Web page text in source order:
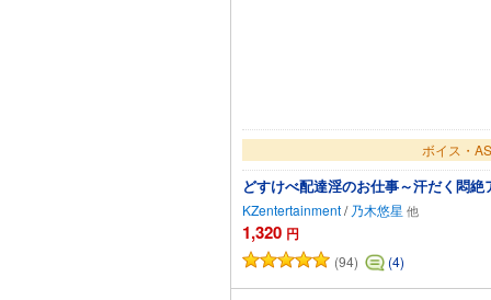
ボイス・
どすけべ配達淫のお仕事～汗だく悶
KZentertainment/ 乃木悠星
1,320 円
(94) (4)